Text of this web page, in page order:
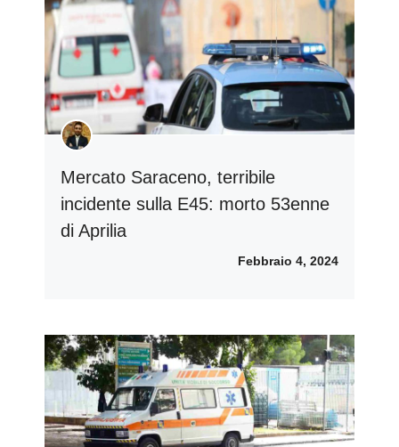
Mercato Saraceno, terribile
incidente sulla E45: morto 53enne
di Aprilia
Febbraio 4, 2024